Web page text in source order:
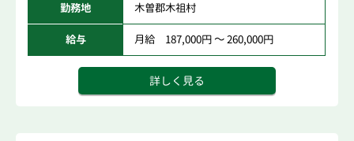
勤務地 木曽郡木祖村
給与 月給 187,000円 ～ 260,000円
詳しく見る